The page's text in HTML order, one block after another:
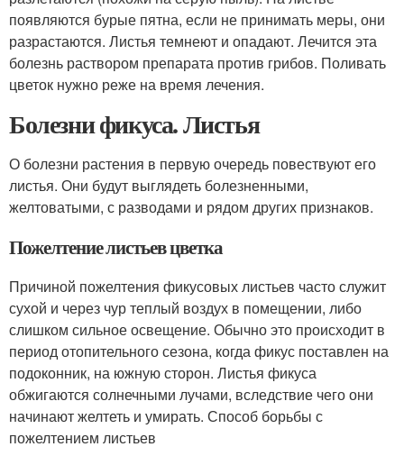
появляются бурые пятна, если не принимать меры, они
разрастаются. Листья темнеют и опадают. Лечится эта
болезнь раствором препарата против грибов. Поливать
цветок нужно реже на время лечения.
Болезни фикуса. Листья
О болезни растения в первую очередь повествуют его
листья. Они будут выглядеть болезненными,
желтоватыми, с разводами и рядом других признаков.
Пожелтение листьев цветка
Причиной пожелтения фикусовых листьев часто служит
сухой и через чур теплый воздух в помещении, либо
слишком сильное освещение. Обычно это происходит в
период отопительного сезона, когда фикус поставлен на
подоконник, на южную сторон. Листья фикуса
обжигаются солнечными лучами, вследствие чего они
начинают желтеть и умирать. Способ борьбы с
пожелтением листьев